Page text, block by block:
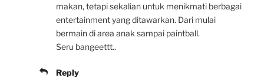
makan, tetapi sekalian untuk menikmati berbagai
entertainment yang ditawarkan. Dari mulai
bermain di area anak sampai paintball.
Seru bangeettt..
Reply